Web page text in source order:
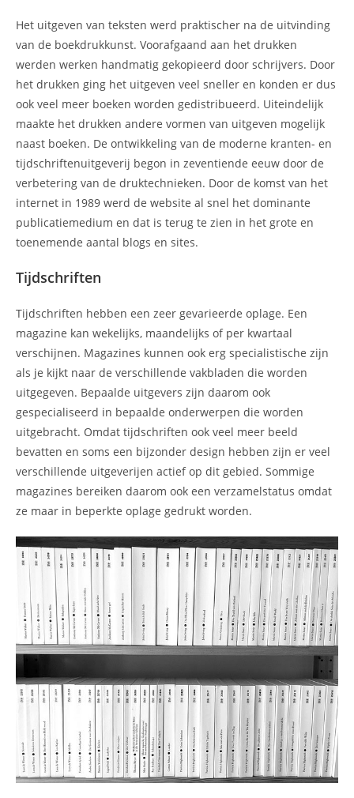
Het uitgeven van teksten werd praktischer na de uitvinding
van de boekdrukkunst. Voorafgaand aan het drukken
werden werken handmatig gekopieerd door schrijvers. Door
het drukken ging het uitgeven veel sneller en konden er dus
ook veel meer boeken worden gedistribueerd. Uiteindelijk
maakte het drukken andere vormen van uitgeven mogelijk
naast boeken. De ontwikkeling van de moderne kranten- en
tijdschriftenuitgeverij begon in zeventiende eeuw door de
verbetering van de druktechnieken. Door de komst van het
internet in 1989 werd de website al snel het dominante
publicatiemedium en dat is terug te zien in het grote en
toenemende aantal blogs en sites.
Tijdschriften
Tijdschriften hebben een zeer gevarieerde oplage. Een
magazine kan wekelijks, maandelijks of per kwartaal
verschijnen. Magazines kunnen ook erg specialistische zijn
als je kijkt naar de verschillende vakbladen die worden
uitgegeven. Bepaalde uitgevers zijn daarom ook
gespecialiseerd in bepaalde onderwerpen die worden
uitgebracht. Omdat tijdschriften ook veel meer beeld
bevatten en soms een bijzonder design hebben zijn er veel
verschillende uitgeverijen actief op dit gebied. Sommige
magazines bereiken daarom ook een verzamelstatus omdat
ze maar in beperkte oplage gedrukt worden.